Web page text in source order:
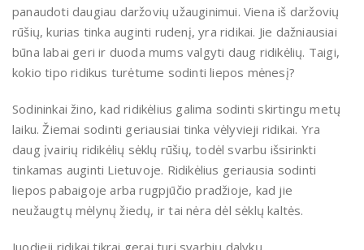
panaudoti daugiau daržovių užauginimui. Viena iš daržovių
rūšių, kurias tinka auginti rudenį, yra ridikai. Jie dažniausiai
būna labai geri ir duoda mums valgyti daug ridikėlių. Taigi,
kokio tipo ridikus turėtume sodinti liepos mėnesį?
Sodininkai žino, kad ridikėlius galima sodinti skirtingu metų
laiku. Žiemai sodinti geriausiai tinka vėlyvieji ridikai. Yra
daug įvairių ridikėlių sėklų rūšių, todėl svarbu išsirinkti
tinkamas auginti Lietuvoje. Ridikėlius geriausia sodinti
liepos pabaigoje arba rugpjūčio pradžioje, kad jie
neužaugtų mėlynų žiedų, ir tai nėra dėl sėklų kaltės.
Juodieji ridikai tikrai gerai turi svarbių dalykų.